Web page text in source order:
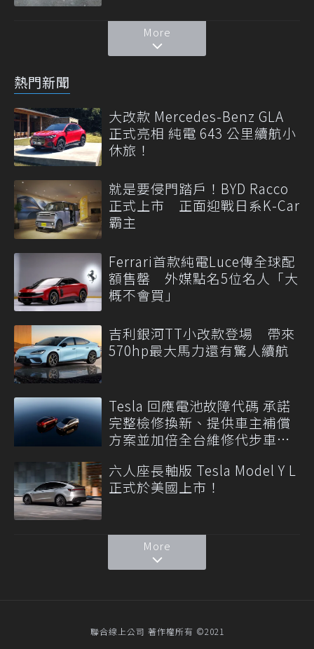
More
熱門新聞
大改款 Mercedes-Benz GLA
正式亮相 純電 643 公里續航小
休旅！
就是要侵門踏戶！BYD Racco
正式上市 正面迎戰日系K-Car
霸主
Ferrari首款純電Luce傳全球配
額售罄 外媒點名5位名人「大
概不會買」
吉利銀河TT小改款登場 帶來
570hp最大馬力還有驚人續航
Tesla 回應電池故障代碼 承諾
完整檢修換新、提供車主補償
方案並加倍全台維修代步車數
六人座長軸版 Tesla Model Y L
正式於美國上市！
More
聯合線上公司 著作權所有 ©2021